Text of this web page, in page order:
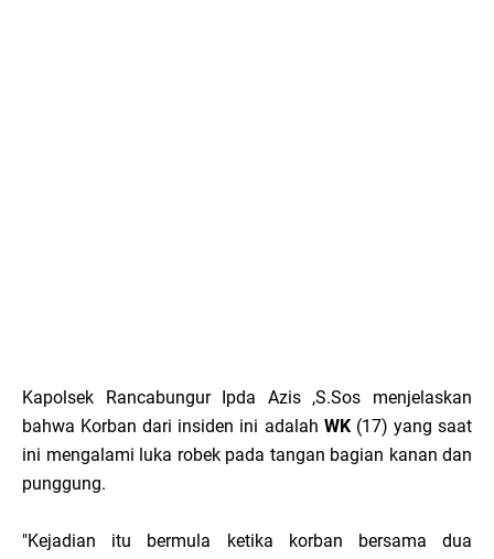
Kapolsek Rancabungur Ipda Azis ,S.Sos menjelaskan
bahwa Korban dari insiden ini adalah WK(17) yang saat
ini mengalami luka robek pada tangan bagian kanan dan
punggung.
"Kejadian itu bermula ketika korban bersama dua